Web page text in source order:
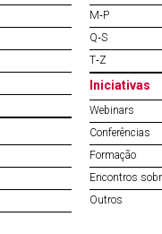
M‐P
Q‐S
T‐Z
Iniciativas
Webinars
Conferências
Formação
Encontros
Outros